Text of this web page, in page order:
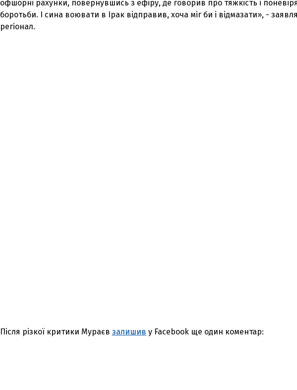
офшорні рахунки, повернувшись з ефіру, де говорив про тяжкість і
боротьби. І сина воювати в Ірак відправив, хоча міг би і відмазати», -
регіонал.
Після різкої критики Мураєв залишив у Facebook ще один коментар: